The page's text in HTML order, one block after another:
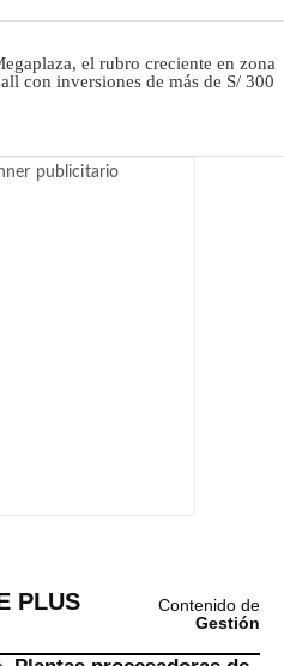
el rubro creciente en zona
con inversiones de más de S/ 300
PLUS
Contenido de
Gestión